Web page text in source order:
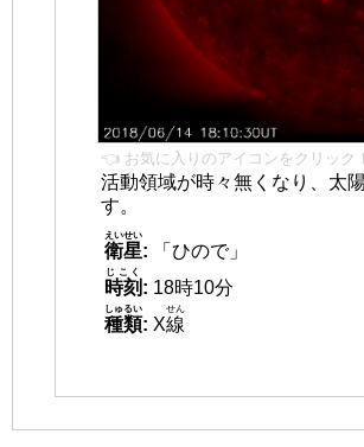
👈 お気に入りのアイコンをクリック！
活動領域が時々無くなり、太
す。
衛星
えいせい
:
「ひので」
時刻
じこく
: 18時10分
種類
しゅるい
: X線
せん